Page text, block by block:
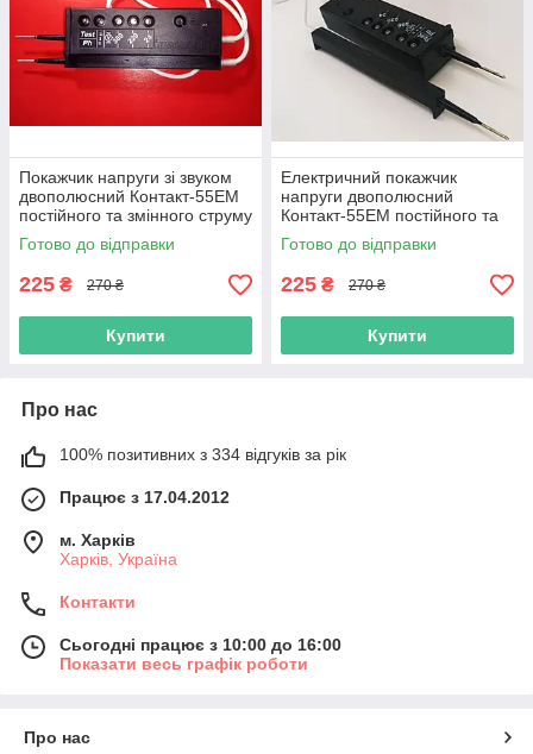
Покажчик напруги зі звуком
двополюсний Контакт-55ЕМ
постійного та змінного струму
від 24 до 380 В
Готово до відправки
225 ₴ 270 ₴
Купити
Електричний покажчик
напруги двополюсний
Контакт-55ЕМ постійного та
змінного струму від 24 до 380
В
Готово до відправки
225 ₴ 270 ₴
Купити
Про нас
100% позитивних з 334 відгуків за рік
Працює з 17.04.2012
м. Харків
Харків, Україна
Контакти
Сьогодні працює з 10:00 до 16:00
Показати весь графік роботи
Про нас